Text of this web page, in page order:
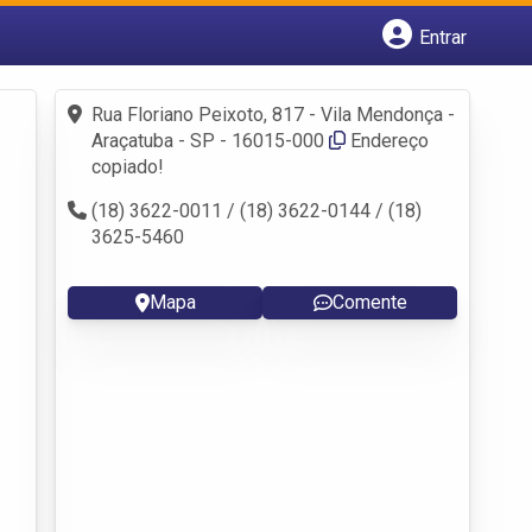
Entrar
Fazer login
Criar conta
Rua Floriano Peixoto, 817 - Vila Mendonça -
Araçatuba - SP - 16015-000
Endereço
copiado!
(18) 3622-0011 / (18) 3622-0144 / (18)
3625-5460
Mapa Comente